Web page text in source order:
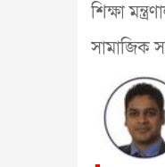
শিক্ষা
সামাজিক